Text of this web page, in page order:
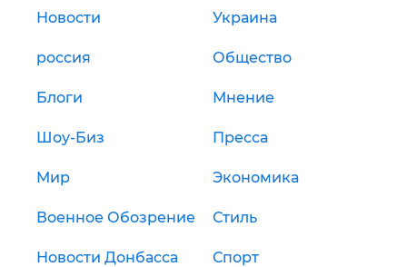
Новости Украина
россия Общество
Блоги Мнение
Шоу-Биз Пресса
Мир Экономика
Военное Обозрение Стиль
Новости Донбасса Спорт